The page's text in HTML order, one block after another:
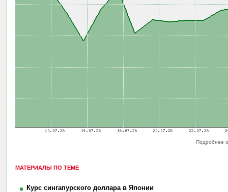
Подробнее
МАТЕРИАЛЫ ПО ТЕМЕ
Курс сингапурского доллара в Японии